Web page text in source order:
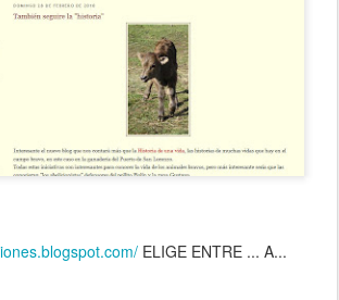
ELIGE ENTRE ... A...